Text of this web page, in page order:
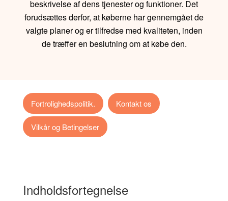
beskrivelse af dens tjenester og funktioner. Det
forudsættes derfor, at køberne har gennemgået de
valgte planer og er tilfredse med kvaliteten, inden
de træffer en beslutning om at købe den.
Fortrolighedspolitik. Kontakt os
Vilkår og Betingelser
Indholdsfortegnelse